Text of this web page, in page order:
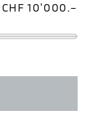
CHF 10'000.–